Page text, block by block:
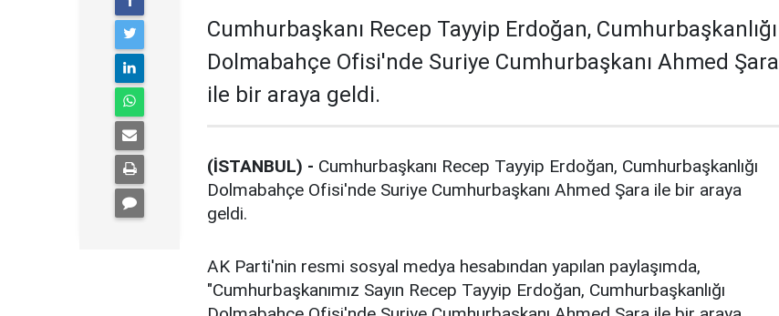
Cumhurbaşkanı Recep Tayyip Erdoğan, Cumhurbaşkanlığı
Dolmabahçe Ofisi'nde Suriye Cumhurbaşkanı Ahmed Şara
ile bir araya geldi.
(İSTANBUL) - Cumhurbaşkanı Recep Tayyip Erdoğan, Cumhurbaşkanlığı
Dolmabahçe Ofisi'nde Suriye Cumhurbaşkanı Ahmed Şara ile bir araya
geldi.
AK Parti'nin resmi sosyal medya hesabından yapılan paylaşımda,
"Cumhurbaşkanımız Sayın Recep Tayyip Erdoğan, Cumhurbaşkanlığı